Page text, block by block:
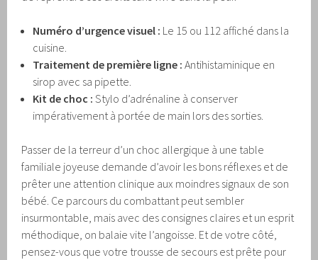
Numéro d’urgence visuel : Le 15 ou 112 affiché dans la
cuisine.
Traitement de première ligne : Antihistaminique en
sirop avec sa pipette.
Kit de choc : Stylo d’adrénaline à conserver
impérativement à portée de main lors des sorties.
Passer de la terreur d’un choc allergique à une table
familiale joyeuse demande d’avoir les bons réflexes et de
prêter une attention clinique aux moindres signaux de son
bébé. Ce parcours du combattant peut sembler
insurmontable, mais avec des consignes claires et un esprit
méthodique, on balaie vite l’angoisse. Et de votre côté,
pensez-vous que votre trousse de secours est prête pour